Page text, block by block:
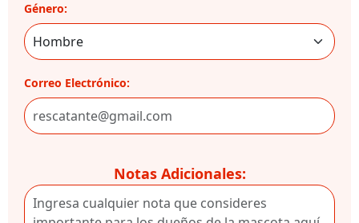
Género:
Correo Electrónico:
Notas Adicionales: